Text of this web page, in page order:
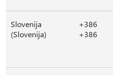
Slovenija
(Slovenija)
+386
+386